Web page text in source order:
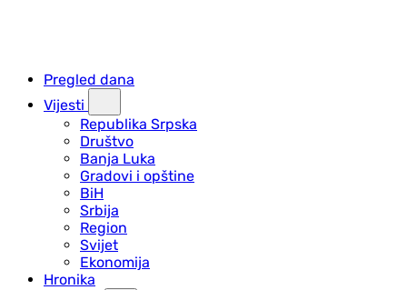
Pregled dana
Vijesti
Republika Srpska
Društvo
Banja Luka
Gradovi i opštine
BiH
Srbija
Region
Svijet
Ekonomija
Hronika